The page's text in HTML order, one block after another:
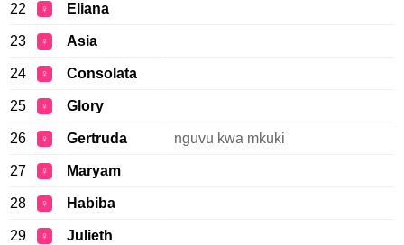
22 ♀ Eliana
23 ♀ Asia
24 ♀ Consolata
25 ♀ Glory
26 ♀ Gertruda nguvu kwa mkuki
27 ♀ Maryam
28 ♀ Habiba
29 ♀ Julieth